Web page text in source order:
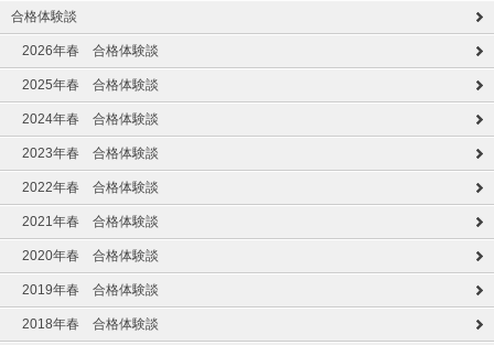
合格体験談
2026年春 合格体験談
2025年春 合格体験談
2024年春 合格体験談
2023年春 合格体験談
2022年春 合格体験談
2021年春 合格体験談
2020年春 合格体験談
2019年春 合格体験談
2018年春 合格体験談